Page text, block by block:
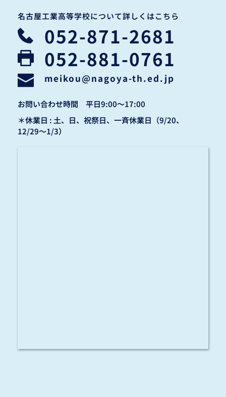
名古屋工業高等学校について詳しくはこちら
052-871-2681
052-881-0761
meikou@nagoya-th.ed.jp
お問い合わせ時間　平日9:00〜17:00
＊休業日 : 土、日、祝祭日、一斉休業日（9/20、
12/29〜1/3）